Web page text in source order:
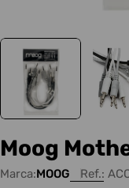
Moog
Marca:MOOG Ref.: